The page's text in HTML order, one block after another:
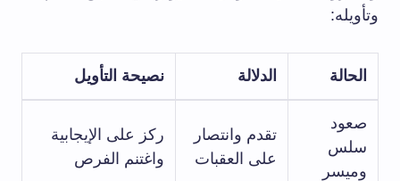
وتأويله:
الحالة الدلالة نصيحة التأويل
صعود
سلس
وميسر
تقدم وانتصار
على العقبات
ركز على الإيجابية
واغتنم الفرص